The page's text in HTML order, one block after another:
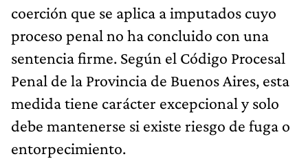
coerción que se aplica a imputados cuyo
proceso penal no ha concluido con una
sentencia firme. Según el Código Procesal
Penal de la Provincia de Buenos Aires, esta
medida tiene carácter excepcional y solo
debe mantenerse si existe riesgo de fuga o
entorpecimiento.